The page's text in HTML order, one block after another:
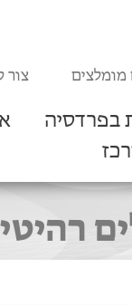
מומלצים צור
בפרדסיה